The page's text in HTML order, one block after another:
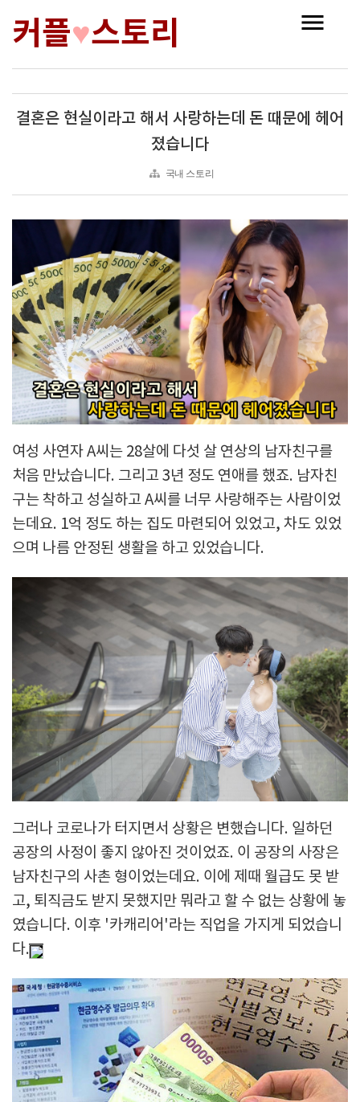
커플♥스토리
결혼은 현실이라고 해서 사랑하는데 돈 때문에 헤어
졌습니다
국내 스토리
여성 사연자 A씨는 28살에 다섯 살 연상의 남자친구를
처음 만났습니다. 그리고 3년 정도 연애를 했죠. 남자친
구는 착하고 성실하고 A씨를 너무 사랑해주는 사람이었
는데요. 1억 정도 하는 집도 마련되어 있었고, 차도 있었
으며 나름 안정된 생활을 하고 있었습니다.
그러나 코로나가 터지면서 상황은 변했습니다. 일하던
공장의 사정이 좋지 않아진 것이었죠. 이 공장의 사장은
남자친구의 사촌 형이었는데요. 이에 제때 월급도 못 받
고, 퇴직금도 받지 못했지만 뭐라고 할 수 없는 상황에 놓
였습니다. 이후 '카캐리어'라는 직업을 가지게 되었습니
다.